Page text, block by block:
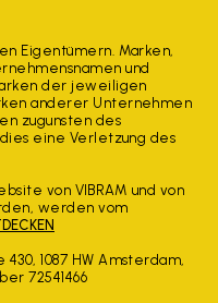
Eigentümern. Marken,
und
der jeweiligen
anderer Unternehmen
zugunsten des
eine Verletzung des
von VIBRAM und von
werden vom
430, 1087 HW Amsterdam,
72541466